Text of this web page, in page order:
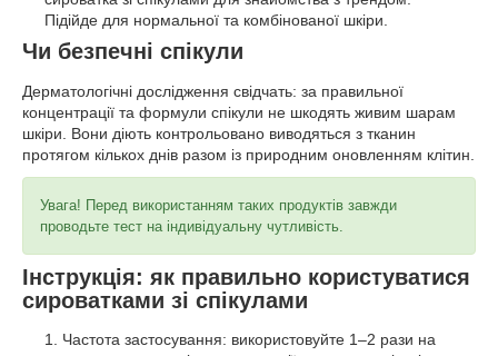
Підійде для нормальної та комбінованої шкіри.
Чи безпечні спікули
Дерматологічні дослідження свідчать: за правильної
концентрації та формули спікули не шкодять живим шарам
шкіри. Вони діють контрольовано виводяться з тканин
протягом кількох днів разом із природним оновленням клітин.
Увага! Перед використанням таких продуктів завжди
проводьте тест на індивідуальну чутливість.
Інструкція: як правильно користуватися
сироватками зі спікулами
Частота застосування: використовуйте 1–2 рази на